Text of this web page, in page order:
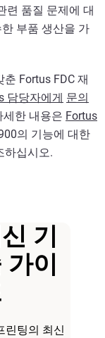
기
가이
린팅의 최신
련 품질 문제에 대
부품 생산을 가
Fortus FDC 재
담당자에게 문의
한 내용은 Fortus
의 기능에 대한
하십시오.